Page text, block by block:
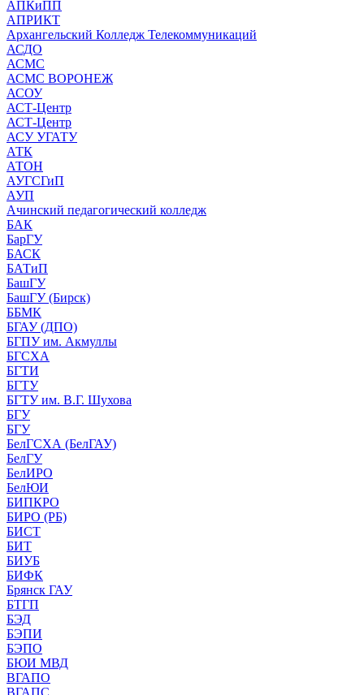
АПКиПП
АПРИКТ
Архангельский Колледж Телекоммуникаций
АСДО
АСМС
АСМС ВОРОНЕЖ
АСОУ
АСТ-Центр
АСТ-Центр
АСУ УГАТУ
АТК
АТОН
АУГСГиП
АУП
Ачинский педагогический колледж
БАК
БарГУ
БАСК
БАТиП
БашГУ
БашГУ (Бирск)
ББМК
БГАУ (ДПО)
БГПУ им. Акмуллы
БГСХА
БГТИ
БГТУ
БГТУ им. В.Г. Шухова
БГУ
БГУ
БелГСХА (БелГАУ)
БелГУ
БелИРО
БелЮИ
БИПКРО
БИРО (РБ)
БИСТ
БИТ
БИУБ
БИФК
Брянск ГАУ
БТГП
БЭД
БЭПИ
БЭПО
БЮИ МВД
ВГАПО
ВГАПС